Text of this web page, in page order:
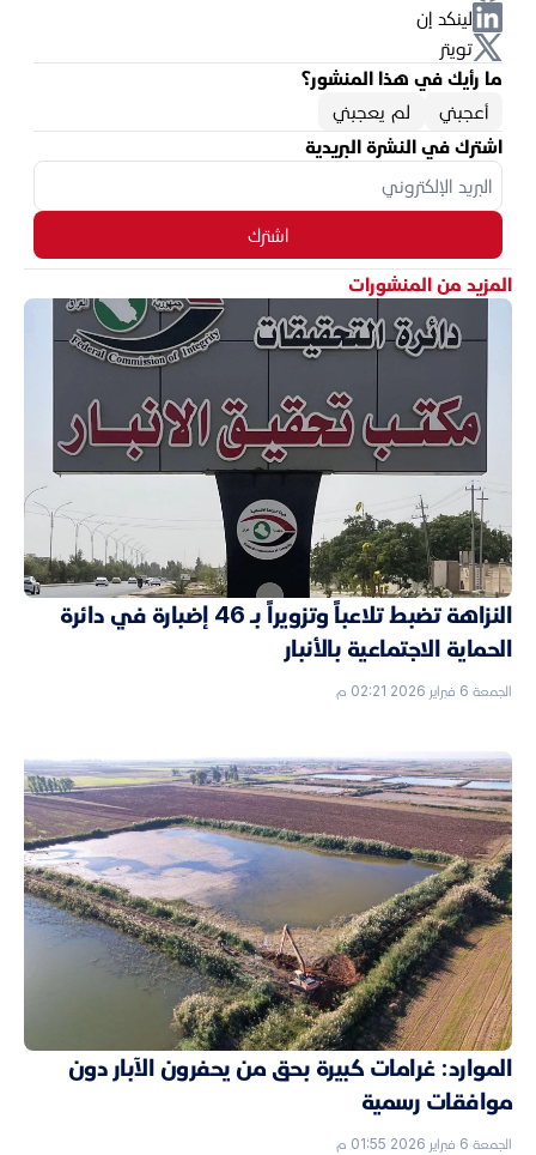
لينكد إن
تويتر
ما رأيك في هذا المنشور؟
أعجبني
لم يعجبني
اشترك في النشرة البريدية
اشترك
المزيد من المنشورات
النزاهة تضبط تلاعباً وتزويراً بـ 46 إضبارة في دائرة
الحماية الاجتماعية بالأنبار
الجمعة 6 فبراير 2026 02:21 م
الموارد: غرامات كبيرة بحق من يحفرون الآبار دون
موافقات رسمية
الجمعة 6 فبراير 2026 01:55 م